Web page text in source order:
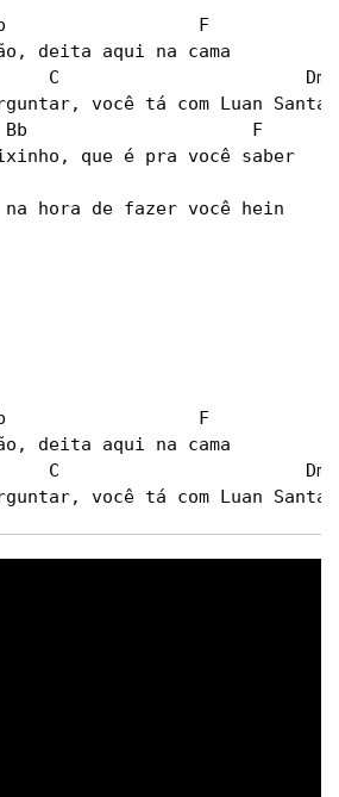
F
deita aqui na cama
C                       Dm
você tá com Luan
F
que é pra você saber
na hora de fazer você hein
F
deita aqui na cama
C                       Dm
você tá com Luan